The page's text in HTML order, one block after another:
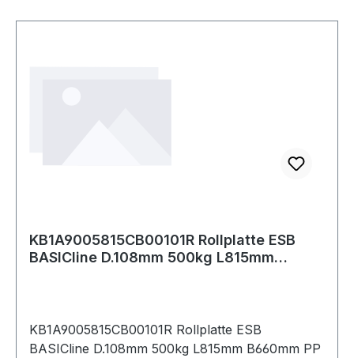
KB1A9005815CB00101R Rollplatte ESB
BASICline D.108mm 500kg L815mm
KB1A9005815CB00101R Rollplatte ESB
BASICline D.108mm 500kg L815mm B660mm PP